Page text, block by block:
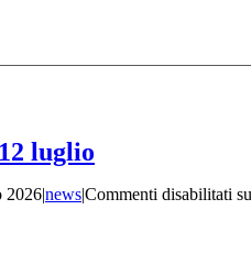
luglio
2026|news|Commenti disabilitati